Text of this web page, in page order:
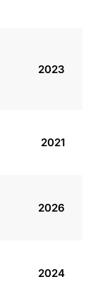
2023
2021
2026
2024